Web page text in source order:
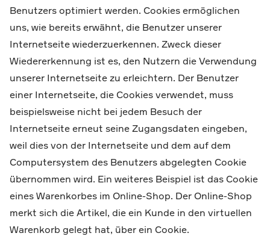
Benutzers optimiert werden. Cookies ermöglichen
uns, wie bereits erwähnt, die Benutzer unserer
Internetseite wiederzuerkennen. Zweck dieser
Wiedererkennung ist es, den Nutzern die Verwendung
unserer Internetseite zu erleichtern. Der Benutzer
einer Internetseite, die Cookies verwendet, muss
beispielsweise nicht bei jedem Besuch der
Internetseite erneut seine Zugangsdaten eingeben,
weil dies von der Internetseite und dem auf dem
Computersystem des Benutzers abgelegten Cookie
übernommen wird. Ein weiteres Beispiel ist das Cookie
eines Warenkorbes im Online-Shop. Der Online-Shop
merkt sich die Artikel, die ein Kunde in den virtuellen
Warenkorb gelegt hat, über ein Cookie.